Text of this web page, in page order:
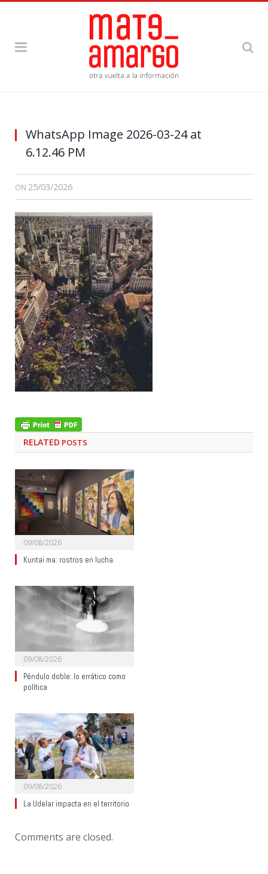
WhatsApp Image 2026-03-24 at
6.12.46 PM
ON 25/03/2026
RELATED POSTS
09/08/2026
Kuntai ma: rostros en lucha.
09/08/2026
Péndulo doble: lo errático como
política
09/08/2026
La Udelar impacta en el territorio
Comments are closed.